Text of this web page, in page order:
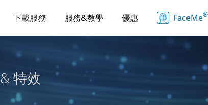
下載服務 服務&教學 優惠 FaceMe®
特效